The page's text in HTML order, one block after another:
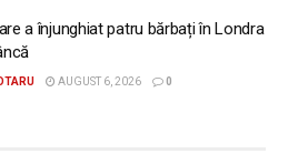
a înjunghiat patru bărbați în Londra
AUGUST 6, 2026 0